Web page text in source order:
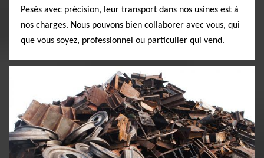
Pesés avec précision, leur transport dans nos usines est à
nos charges. Nous pouvons bien collaborer avec vous, qui
que vous soyez, professionnel ou particulier qui vend.